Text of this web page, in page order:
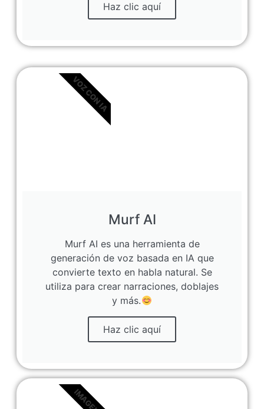
Haz clic aquí
Murf AI
Murf AI es una herramienta de
generación de voz basada en IA que
convierte texto en habla natural. Se
utiliza para crear narraciones, doblajes
y más.
Haz clic aquí
VOZ CON IA